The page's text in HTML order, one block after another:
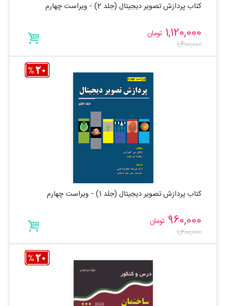
کتاب پردازش تصویر دیجیتال (جلد 2) - ویراست چهارم
1,120,000 تومان
1,400,000
کتاب پردازش تصویر دیجیتال (جلد 1) - ویراست چهارم
960,000 تومان
1,200,000